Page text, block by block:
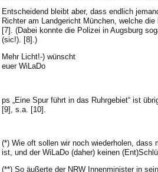
Entscheidend bleibt aber, dass endlich
Richter am Landgericht München, welche
[7]. (Dabei konnte die Polizei in Augsburg
(sic!). [8].)
Mehr Licht!-) wünscht
euer WiLaDo
ps „Eine Spur führt in das Ruhrgebiet“ ist
[9], s.a. [10].
(*) Wie oft sollen wir noch wiederholen, dass
ist, und der WiLaDo (daher) keinen
(**) So äußerte der NRW Innenminister in